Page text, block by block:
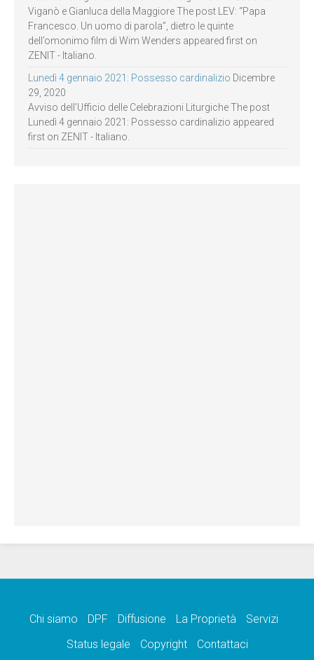
Viganò e Gianluca della Maggiore The post LEV: “Papa
Francesco. Un uomo di parola”, dietro le quinte
dell’omonimo film di Wim Wenders appeared first on
ZENIT - Italiano.
Lunedì 4 gennaio 2021: Possesso cardinalizio Dicembre
29, 2020
Avviso dell’Ufficio delle Celebrazioni Liturgiche The post
Lunedì 4 gennaio 2021: Possesso cardinalizio appeared
first on ZENIT - Italiano.
Chi siamo DPF Diffusione La Proprietà
Servizi
Status legale
Copyright Contattaci